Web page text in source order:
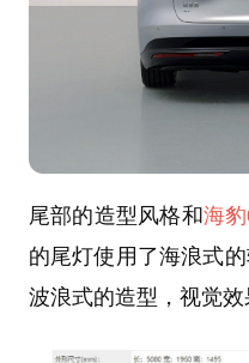
尾部的造型风格和海
的尾灯使用了海浪式
波浪式的造型，视觉效